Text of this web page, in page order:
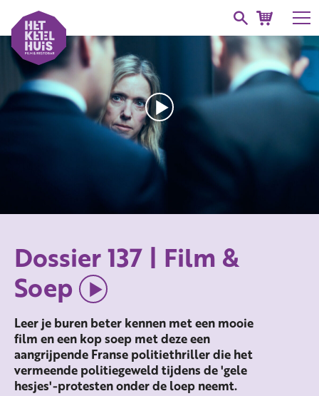
Dossier 137 | Film &
Soep
Leer je buren beter kennen met een mooie
film en een kop soep met deze een
aangrijpende Franse politiethriller die het
vermeende politiegeweld tijdens de 'gele
hesjes'-protesten onder de loep neemt.